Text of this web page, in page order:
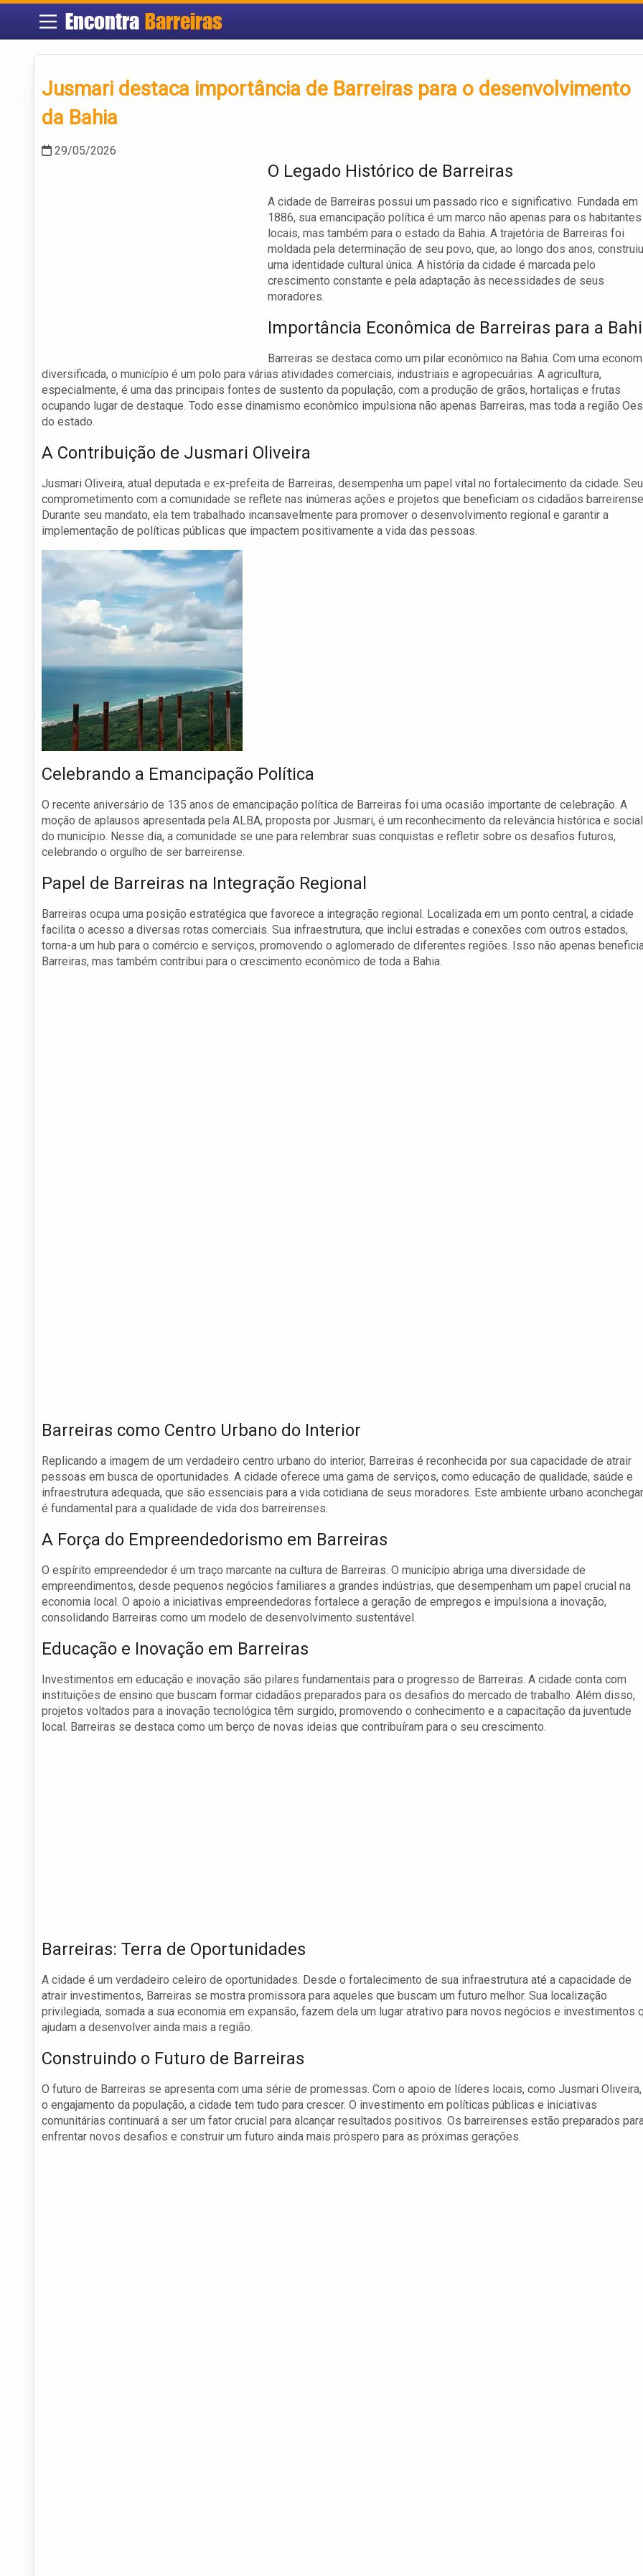
Encontra Barreiras
Jusmari destaca importância de Barreiras para o desenvolvimento
da Bahia
29/05/2026
O Legado Histórico de Barreiras
A cidade de Barreiras possui um passado rico e significativo. Fundada em
1886, sua emancipação política é um marco não apenas para os habitantes
locais, mas também para o estado da Bahia. A trajetória de Barreiras foi
moldada pela determinação de seu povo, que, ao longo dos anos, construiu
uma identidade cultural única. A história da cidade é marcada pelo
crescimento constante e pela adaptação às necessidades de seus
moradores.
Importância Econômica de Barreiras para a
Barreiras se destaca como um pilar econômico na Bahia. Com uma
diversificada, o município é um polo para várias atividades comerciais, industriais e agropecuárias. A agricultura,
especialmente, é uma das principais fontes de sustento da população, com a produção de grãos, hortaliças e frutas
ocupando lugar de destaque. Todo esse dinamismo econômico impulsiona não apenas Barreiras, mas toda a região
do estado.
A Contribuição de Jusmari Oliveira
Jusmari Oliveira, atual deputada e ex-prefeita de Barreiras, desempenha um papel vital no fortalecimento da cidade. Seu
comprometimento com a comunidade se reflete nas inúmeras ações e projetos que beneficiam os cidadãos
Durante seu mandato, ela tem trabalhado incansavelmente para promover o desenvolvimento regional e garantir a
implementação de políticas públicas que impactem positivamente a vida das pessoas.
Celebrando a Emancipação Política
O recente aniversário de 135 anos de emancipação política de Barreiras foi uma ocasião importante de celebração. A
moção de aplausos apresentada pela ALBA, proposta por Jusmari, é um reconhecimento da relevância histórica e social
do município. Nesse dia, a comunidade se une para relembrar suas conquistas e refletir sobre os desafios futuros,
celebrando o orgulho de ser barreirense.
Papel de Barreiras na Integração Regional
Barreiras ocupa uma posição estratégica que favorece a integração regional. Localizada em um ponto central, a cidade
facilita o acesso a diversas rotas comerciais. Sua infraestrutura, que inclui estradas e conexões com outros estados,
torna-a um hub para o comércio e serviços, promovendo o aglomerado de diferentes regiões. Isso não apenas
Barreiras, mas também contribui para o crescimento econômico de toda a Bahia.
Barreiras como Centro Urbano do Interior
Replicando a imagem de um verdadeiro centro urbano do interior, Barreiras é reconhecida por sua capacidade de atrair
pessoas em busca de oportunidades. A cidade oferece uma gama de serviços, como educação de qualidade, saúde e
infraestrutura adequada, que são essenciais para a vida cotidiana de seus moradores. Este ambiente urbano
é fundamental para a qualidade de vida dos barreirenses.
A Força do Empreendedorismo em Barreiras
O espírito empreendedor é um traço marcante na cultura de Barreiras. O município abriga uma diversidade de
empreendimentos, desde pequenos negócios familiares a grandes indústrias, que desempenham um papel crucial na
economia local. O apoio a iniciativas empreendedoras fortalece a geração de empregos e impulsiona a inovação,
consolidando Barreiras como um modelo de desenvolvimento sustentável.
Educação e Inovação em Barreiras
Investimentos em educação e inovação são pilares fundamentais para o progresso de Barreiras. A cidade conta com
instituições de ensino que buscam formar cidadãos preparados para os desafios do mercado de trabalho. Além disso,
projetos voltados para a inovação tecnológica têm surgido, promovendo o conhecimento e a capacitação da juventude
local. Barreiras se destaca como um berço de novas ideias que contribuíram para o seu crescimento.
Barreiras: Terra de Oportunidades
A cidade é um verdadeiro celeiro de oportunidades. Desde o fortalecimento de sua infraestrutura até a capacidade de
atrair investimentos, Barreiras se mostra promissora para aqueles que buscam um futuro melhor. Sua localização
privilegiada, somada a sua economia em expansão, fazem dela um lugar atrativo para novos negócios e investimentos
ajudam a desenvolver ainda mais a região.
Construindo o Futuro de Barreiras
O futuro de Barreiras se apresenta com uma série de promessas. Com o apoio de líderes locais, como Jusmari
o engajamento da população, a cidade tem tudo para crescer. O investimento em políticas públicas e iniciativas
comunitárias continuará a ser um fator crucial para alcançar resultados positivos. Os barreirenses estão preparados
enfrentar novos desafios e construir um futuro ainda mais próspero para as próximas gerações.